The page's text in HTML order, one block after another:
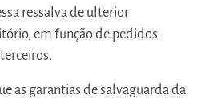
ressalva de ulterior
em função de pedidos
as garantias de salvaguarda da